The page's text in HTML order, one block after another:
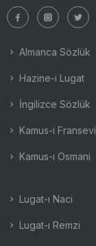
Almanca Sözlük
Hazine-i Lugat
İngilizce Sözlük
Kamus-ı Fransevi
Kamus-ı Osmani
Lugat-ı Naci
Lugat-ı Remzi